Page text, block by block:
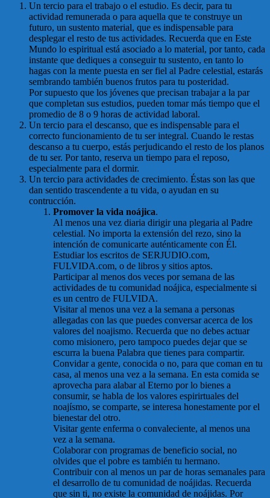
Un tercio para el trabajo o el estudio. Es decir, para tu
actividad remunerada o para aquella que te construye un
futuro, un sustento material, que es indispensable para
desplegar el resto de tus actividades. Recuerda que en Este
Mundo lo espiritual está asociado a lo material, por tanto, cada
instante que dediques a conseguir tu sustento, en tanto lo
hagas con la mente puesta en ser fiel al Padre celestial, estarás
sembrando también buenos frutos para tu posteridad.
Por supuesto que los jóvenes que precisan trabajar a la par
que completan sus estudios, pueden tomar más tiempo que el
promedio de 8 o 9 horas de actividad laboral.
Un tercio para el descanso, que es indispensable para el
correcto funcionamiento de tu ser integral. Cuando le restas
descanso a tu cuerpo, estás perjudicando el resto de los planos
de tu ser. Por tanto, reserva un tiempo para el reposo,
especialmente para el dormir.
Un tercio para actividades de crecimiento. Éstas son las que
dan sentido trascendente a tu vida, o ayudan en su
contrucción.
Promover la vida noájica.
Al menos una vez diaria dirigir una plegaria al Padre
celestial. No importa la extensión del rezo, sino la
intención de comunicarte auténticamente con Él.
Estudiar los escritos de SERJUDIO.com,
FULVIDA.com, o de libros y sitios aptos.
Participar al menos dos veces por semana de las
actividades de tu comunidad noájica, especialmente si
es un centro de FULVIDA.
Visitar al menos una vez a la semana a personas
allegadas con las que puedes conversar acerca de los
valores del noajismo. Recuerda que no debes actuar
como misionero, pero tampoco puedes dejar que se
escurra la buena Palabra que tienes para compartir.
Convidar a gente, conocida o no, para que coman en tu
casa, al menos una vez a la semana. En esta comida se
aprovecha para alabar al Eterno por lo bienes a
consumir, se habla de los valores espirirtuales del
noajísmo, se comparte, se interesa honestamente por el
bienestar del otro.
Visitar gente enferma o convaleciente, al menos una
vez a la semana.
Colaborar con programas de beneficio social, no
olvides que el pobre es también tu hermano.
Contribuir con al menos un par de horas semanales para
el desarrollo de tu comunidad de noájidas. Recuerda
que sin ti, no existe la comunidad de noájidas. Por